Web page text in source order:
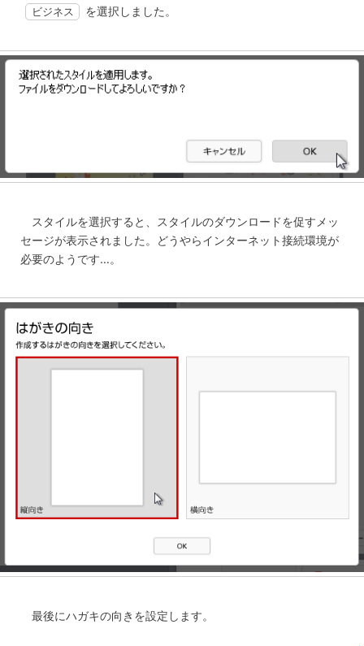
ビジネス を選択しました。
スタイルを選択すると、スタイルのダウンロードを促すメッ
セージが表示されました。どうやらインターネット接続環境が
必要のようです…。
最後にハガキの向きを設定します。